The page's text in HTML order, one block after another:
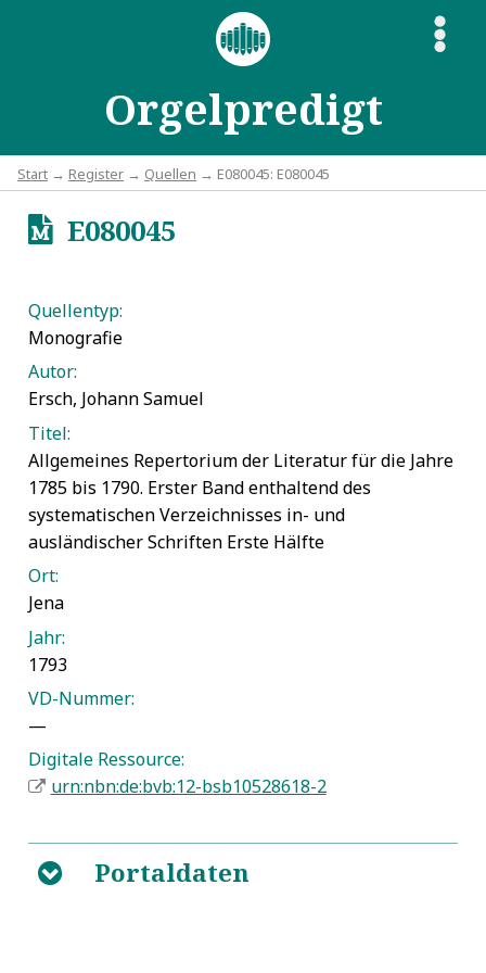
Orgelpredigt
S
Start → Register → Quellen → E080045: E080045
uE080045
Quellentyp:
Monografie
Autor:
Ersch, Johann Samuel
Titel:
Allgemeines Repertorium der Literatur für die Jahre
1785 bis 1790. Erster Band enthaltend des
systematischen Verzeichnisses in- und
ausländischer Schriften Erste Hälfte
Ort:
Jena
Jahr:
1793
VD-Nummer:
—
Digitale Ressource:
urn:nbn:de:bvb:12-bsb10528618-2
B Portaldaten